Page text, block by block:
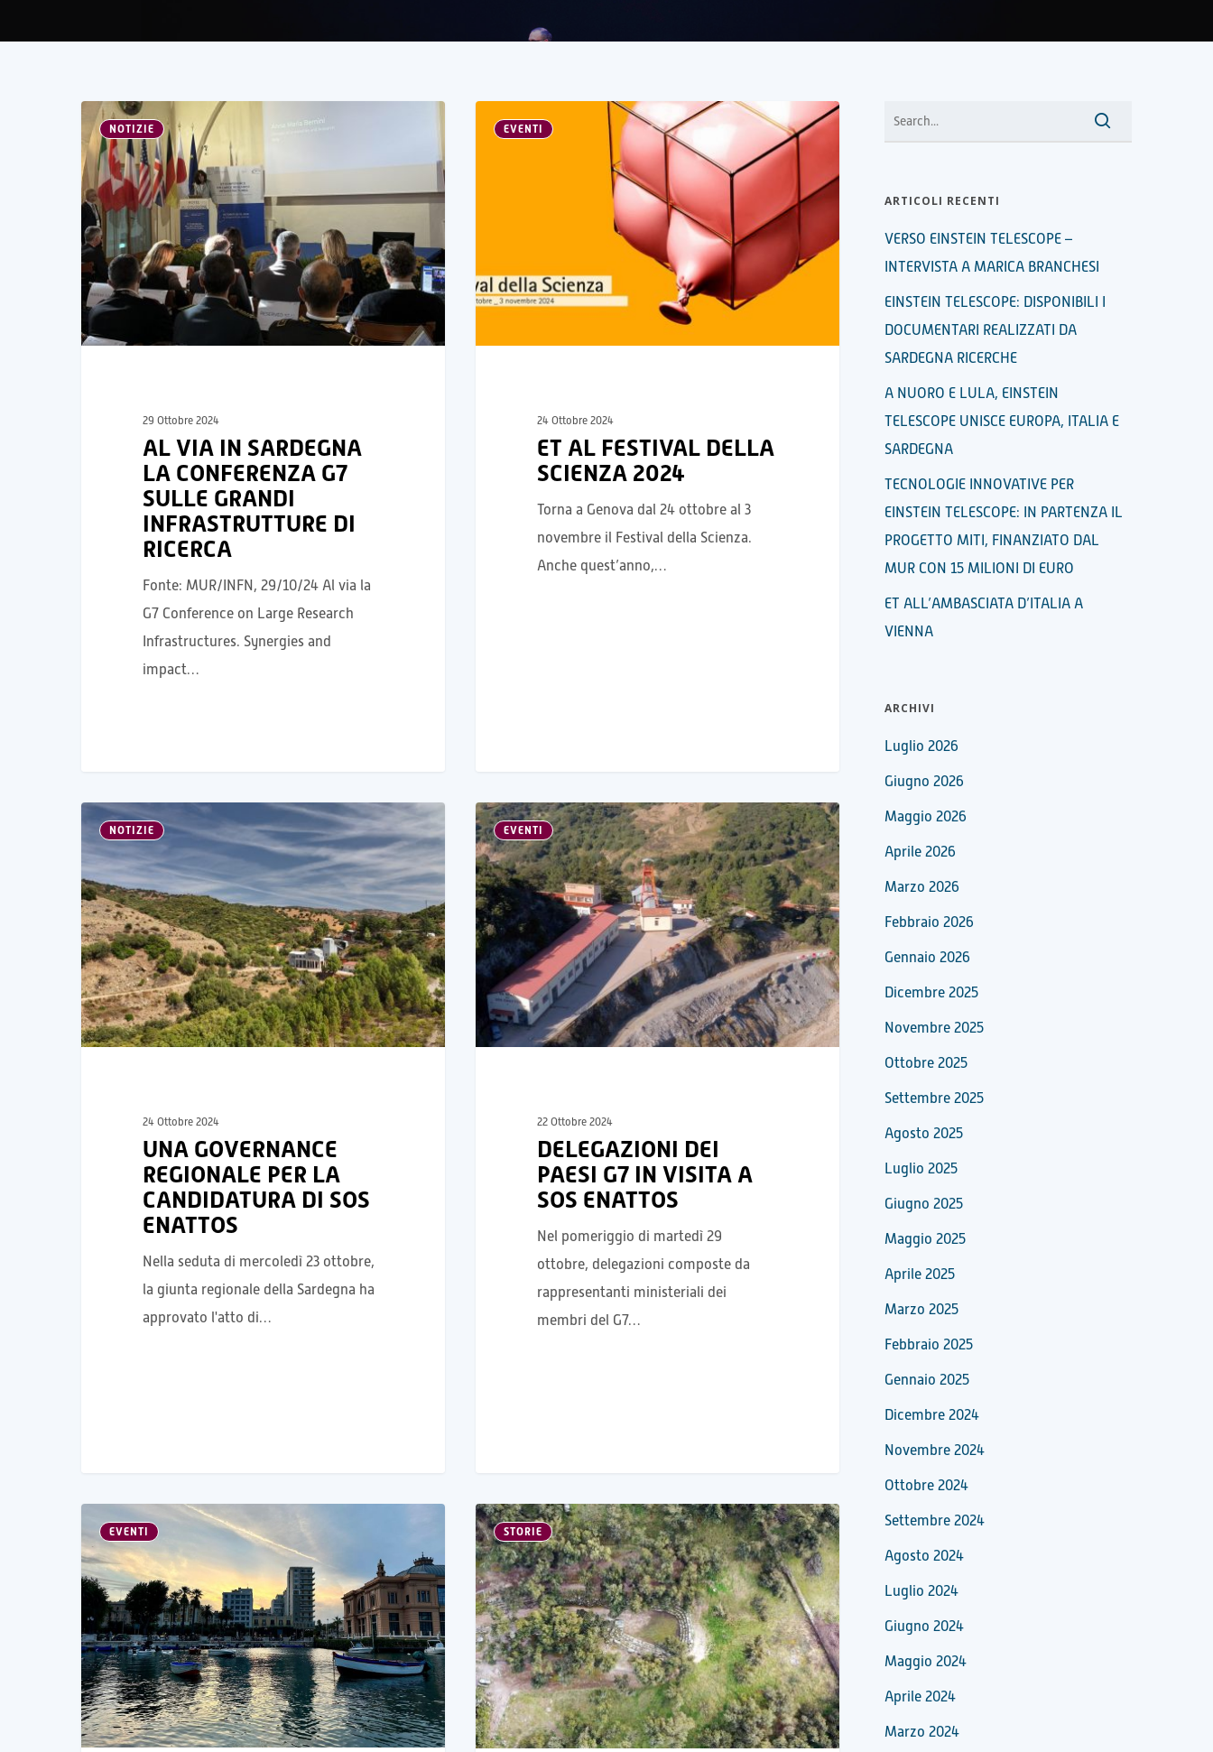
NOTIZIE
29 Ottobre 2024
AL VIA IN SARDEGNA
LA CONFERENZA G7
SULLE GRANDI
INFRASTRUTTURE DI
RICERCA
Fonte: MUR/INFN, 29/10/24 Al via la
G7 Conference on Large Research
Infrastructures. Synergies and
impact…
EVENTI
24 Ottobre 2024
ET AL FESTIVAL DELLA
SCIENZA 2024
Torna a Genova dal 24 ottobre al 3
novembre il Festival della Scienza.
Anche quest’anno,…
NOTIZIE
24 Ottobre 2024
UNA GOVERNANCE
REGIONALE PER LA
CANDIDATURA DI SOS
ENATTOS
Nella seduta di mercoledì 23 ottobre,
la giunta regionale della Sardegna ha
approvato l'atto di…
EVENTI
22 Ottobre 2024
DELEGAZIONI DEI
PAESI G7 IN VISITA A
SOS ENATTOS
Nel pomeriggio di martedì 29
ottobre, delegazioni composte da
rappresentanti ministeriali dei
membri del G7…
EVENTI STORIE
ARTICOLI RECENTI
VERSO EINSTEIN TELESCOPE –
INTERVISTA A MARICA BRANCHESI
EINSTEIN TELESCOPE: DISPONIBILI I
DOCUMENTARI REALIZZATI DA
SARDEGNA RICERCHE
A NUORO E LULA, EINSTEIN
TELESCOPE UNISCE EUROPA, ITALIA E
SARDEGNA
TECNOLOGIE INNOVATIVE PER
EINSTEIN TELESCOPE: IN PARTENZA IL
PROGETTO MITI, FINANZIATO DAL
MUR CON 15 MILIONI DI EURO
ET ALL’AMBASCIATA D’ITALIA A
VIENNA
ARCHIVI
Luglio 2026
Giugno 2026
Maggio 2026
Aprile 2026
Marzo 2026
Febbraio 2026
Gennaio 2026
Dicembre 2025
Novembre 2025
Ottobre 2025
Settembre 2025
Agosto 2025
Luglio 2025
Giugno 2025
Maggio 2025
Aprile 2025
Marzo 2025
Febbraio 2025
Gennaio 2025
Dicembre 2024
Novembre 2024
Ottobre 2024
Settembre 2024
Agosto 2024
Luglio 2024
Giugno 2024
Maggio 2024
Aprile 2024
Marzo 2024